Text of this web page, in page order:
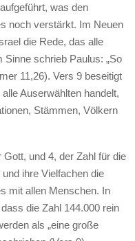
was den
noch verstärkt. Im Neuen
die Rede, das alle
schrieb Paulus: „So
11,26). Vers 9 beseitigt
Auserwählten handelt,
Stämmen, Völkern
und 4, der Zahl für die
ihre Vielfachen die
mit allen Menschen. In
die Zahl 144.000 rein
als „eine große